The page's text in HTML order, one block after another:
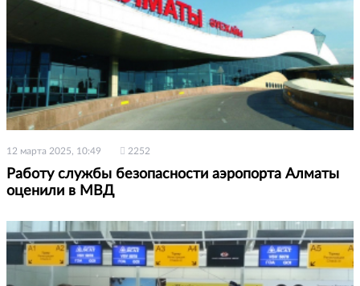
12 марта 2025, 10:49 2252
Работу службы безопасности аэропорта Алматы
оценили в МВД